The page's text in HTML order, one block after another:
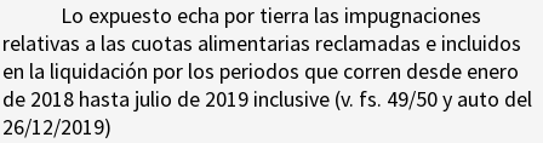
Lo expuesto echa por tierra las impugnaciones
relativas a las cuotas alimentarias reclamadas e incluidos
en la liquidación por los periodos que corren desde enero
de 2018 hasta julio de 2019 inclusive (v. fs. 49/50 y auto del
26/12/2019)